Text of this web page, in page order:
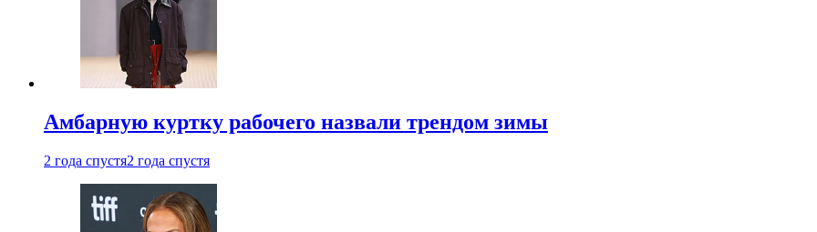
Амбарную куртку рабочего назвали трендом зимы
2 года спустя2 года спустя